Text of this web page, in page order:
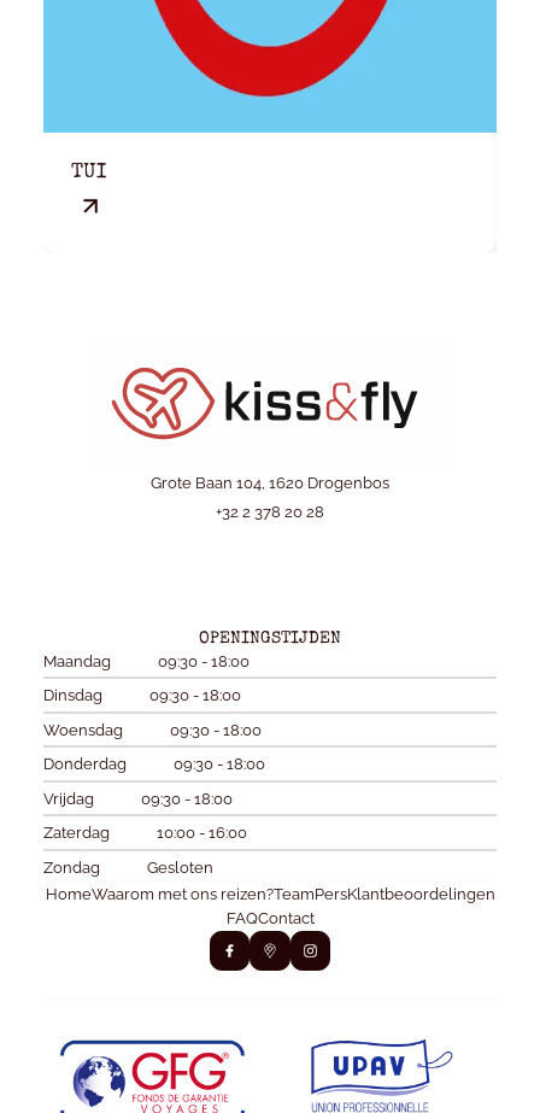
TUI
Grote Baan 104, 1620 Drogenbos
+32 2 378 20 28
OPENINGSTIJDEN
Maandag
09:30 - 18:00
Dinsdag
09:30 - 18:00
Woensdag
09:30 - 18:00
Donderdag
09:30 - 18:00
Vrijdag
09:30 - 18:00
Zaterdag
10:00 - 16:00
Zondag
Gesloten
HomeWaarom met ons reizen?TeamPersKlantbeoordelingen
FAQContact